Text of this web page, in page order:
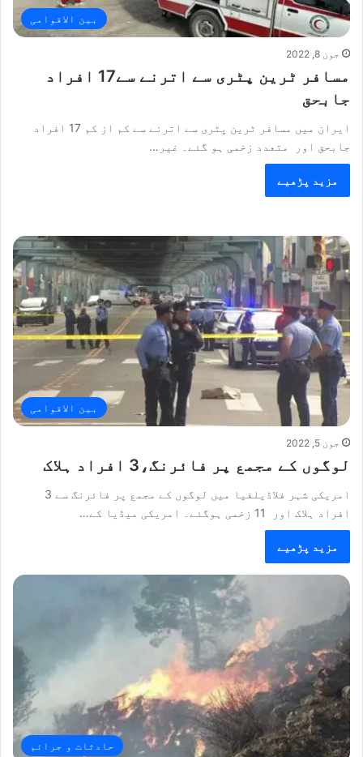
بین الاقوامی
جون 8, 2022
مسافر ٹرین پٹری سے اترنے سے17 افراد
جابحق
ایران میں مسافر ٹرین پٹری سے اترنے سے کم از کم 17 افراد
جابحق اور متعدد زخمی ہو گئے۔ غیر…
مزید پڑھیے
بین الاقوامی
جون 5, 2022
لوگوں کے مجمع پر فائرنگ،3 افراد ہلاک
امریکی شہر فلاڈیلفیا میں لوگوں کے مجمع پر فائرنگ سے 3
افراد ہلاک اور 11 زخمی ہوگئے۔ امریکی میڈیا کے…
مزید پڑھیے
حادثات و جرائم